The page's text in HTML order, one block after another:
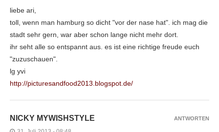
liebe ari,
toll, wenn man hamburg so dicht "vor der nase hat". ich mag die
stadt sehr gern, war aber schon lange nicht mehr dort.
ihr seht alle so entspannt aus. es ist eine richtige freude euch
"zuzuschauen".
lg yvi
http://picturesandfood2013.blogspot.de/
NICKY MYWISHSTYLE ANTWORTEN